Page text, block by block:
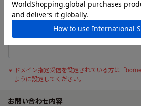
確認の為、メールアドレスを再度入力して
ドメイン指定受信を設定されている方は「
ように設定してください。
お問い合わせ内容